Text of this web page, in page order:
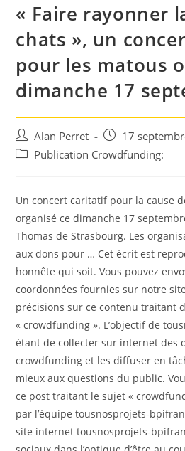
« Faire rayonner
chats », un
pour les matous
dimanche 17
Auteur/autrice
de
Alan Perret
Post
published:
17
PostPublication Crowdfunding:
Un concert caritatif pour la cause
organisé ce dimanche 17
Thomas de Strasbourg. Les
aux dons pour … Cet écrit est
honnête qui soit. Vous pouvez
coordonnées fournies sur notre
précisions sur ce contenu traitant
« crowdfunding ». L’objectif de
étant de collecter sur internet des
crowdfunding et les diffuser en
mieux aux questions du public.
ce post traitant le sujet «
par l’équipe tousnosprojets-
site internet tousnosprojets-